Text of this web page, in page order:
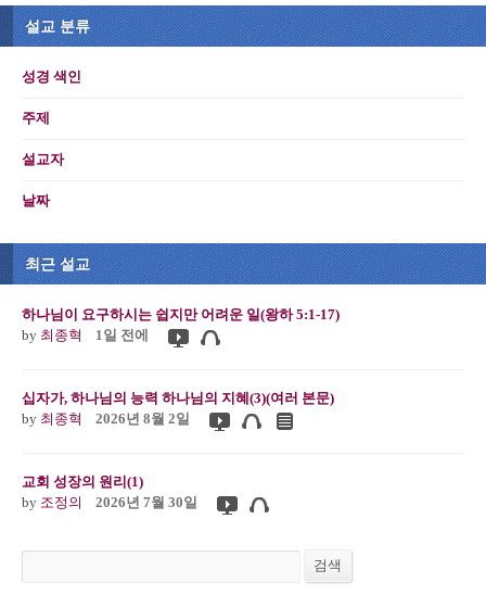
설교 분류
성경 색인
주제
설교자
날짜
최근 설교
하나님이 요구하시는 쉽지만 어려운 일(왕하 5:1-17)
by 최종혁 1일 전에
십자가, 하나님의 능력 하나님의 지혜(3)(여러 본문)
by 최종혁 2026년 8월 2일
교회 성장의 원리(1)
by 조정의 2026년 7월 30일
검색